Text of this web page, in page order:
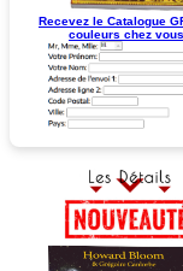
Recevez le Catalogue
couleurs chez